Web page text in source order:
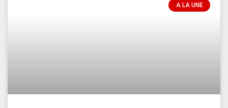
A LA UNE